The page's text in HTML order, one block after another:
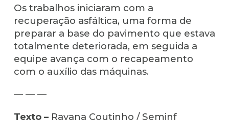
Os trabalhos iniciaram com a
recuperação asfáltica, uma forma de
preparar a base do pavimento que estava
totalmente deteriorada, em seguida a
equipe avança com o recapeamento
com o auxílio das máquinas.
— — —
Texto –Rayana Coutinho / Seminf